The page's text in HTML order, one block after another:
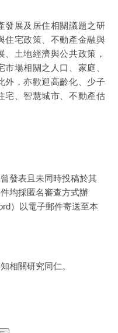
發展及居住相關議題之研
住宅政策、不動產金融與
土地經濟與公共政策，
場相關之人口、家庭、
外，亦歡迎高齡化、少子
宅、智慧城市、不動產估
發表且未同時投稿於其
均採匿名審查方式辦
）以電子郵件寄送至本
相關研究同仁。